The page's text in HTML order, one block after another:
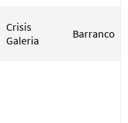
Crisis
Galeria
Barranco